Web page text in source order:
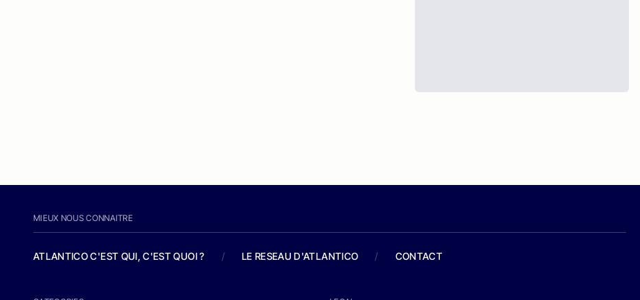
MIEUX NOUS CONNAITRE
ATLANTICO C'EST QUI, C'EST QUOI ? / LE RESEAU D'ATLANTICO / CONTACT